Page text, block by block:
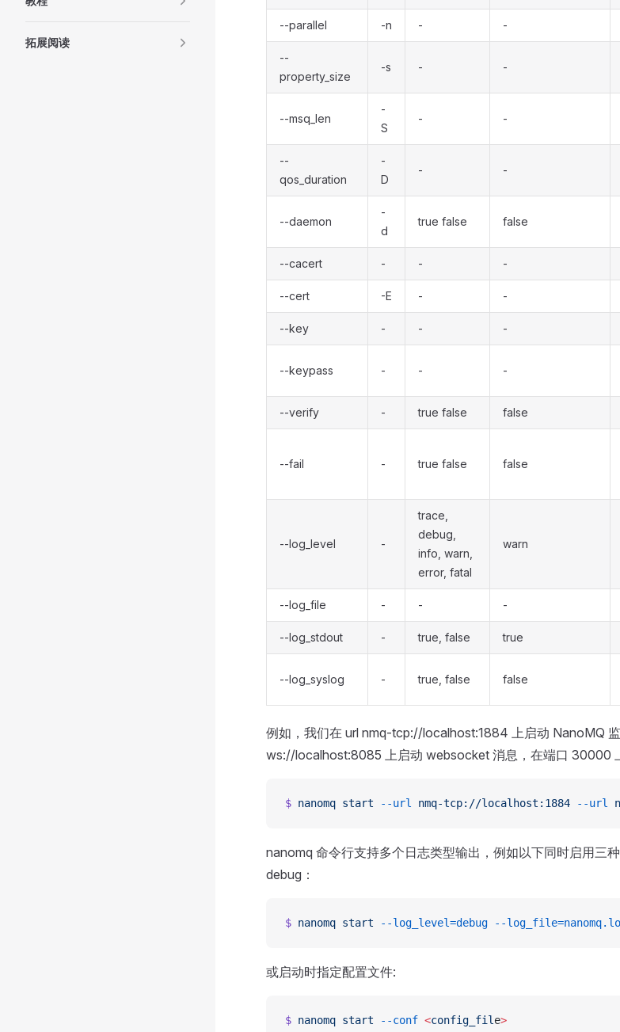
拓展阅读
--parallel -n - -
--
property_size
-s - -
--msq_len
-
S
- -
--
qos_duration
-
D
- -
--daemon
-
d
true false false
--cacert - - -
--cert -E - -
--key - - -
--keypass - - -
--verify - true false false
--fail - true false false
--log_level -
trace,
debug,
info, warn,
error, fatal
warn
--log_file - - -
--log_stdout - true, false true
--log_syslog - true, false false
例如，我们在 url nmq-tcp://localhost:1884 上启动 NanoMQ
ws://localhost:8085 上启动 websocket 消息，在端口 30000
$ nanomq start --url nmq-tcp://localhost:1884 --url
nanomq 命令行支持多个日志类型输出，例如以下同时启用三
debug：
$ nanomq start --log_level=debug --
或启动时指定配置文件:
$ nanomq start --conf <config_fil e>